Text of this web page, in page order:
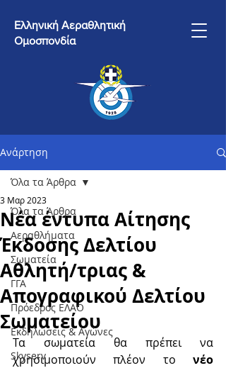
Ελληνική Αεραθλητική
Ομοσπονδία
Ανάρτηση
Όλα τα Άρθρα
Αεραθλήματα
Σωματεία
ΓΓΑ
Πρόεδρος ΕΛΑΟ
Εκδηλώσεις & Aγώνες
Skyserv
Όλα τα Άρθρα
Νέα έντυπα Αίτησης
Έκδοσης Δελτίου
Αθλητή/τριας &
Απογραφικού Δελτίου
Σωματείου
3 Μαρ 2023
Τα σωματεία θα πρέπει να
χρησιμοποιούν πλέον το νέο